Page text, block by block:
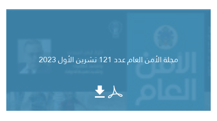
مجلة الأمن العام عدد 121 تشرين الأول 2023